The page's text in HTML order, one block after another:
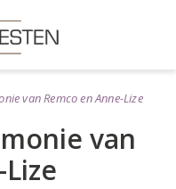
van Remco en Anne-Lize
van